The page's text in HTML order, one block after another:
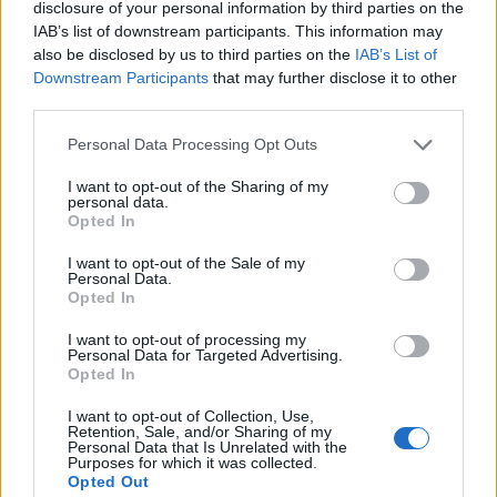
disclosure of your personal information by third parties on the
IAB’s list of downstream participants. This information may
also be disclosed by us to third parties on the IAB’s List of
Downstream Participants that may further disclose it to other
Please note that this website/app uses one or more Google
not limited to your visit or usage behaviour. You may click to
grant or deny consent to Google and its third-party tags to
use your data for below specified purposes in below Google
consent section.
Personal Data Processing Opt Outs
I want to opt-out of the Sharing of my
personal data.
Opted In
I want to opt-out of the Sale of my
Personal Data.
Opted In
I want to opt-out of processing my
Personal Data for Targeted Advertising.
Opted In
I want to opt-out of Collection, Use,
Retention, Sale, and/or Sharing of my
Personal Data that Is Unrelated with the
Purposes for which it was collected.
Opted Out
Vita Izraelben: nem túl korai-e
megnyitni az óvodákat,
iskolákat?
2020. május 1.